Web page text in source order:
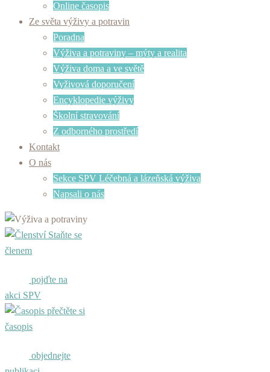
Online časopis
Ze světa výživy a potravin
Poradna
Výživa a potraviny – mýty a realita
Výživa doma a ve světě
Vyživová doporučení
Encyklopedie výživy
Školní stravování
Z odborného prostředí
Kontakt
O nás
Sekce SPV Léčebná a lázeňská výživa
Napsali o nás
Staňte se
členem
pojďte na
akci SPV
přečtěte si
časopis
objednejte